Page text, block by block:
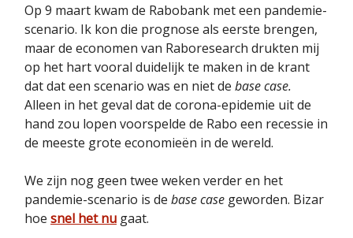
Op 9 maart kwam de Rabobank met een pandemie-
scenario. Ik kon die prognose als eerste brengen,
maar de economen van Raboresearch drukten mij
op het hart vooral duidelijk te maken in de krant
dat dat een scenario was en niet de base case.
Alleen in het geval dat de corona-epidemie uit de
hand zou lopen voorspelde de Rabo een recessie in
de meeste grote economieën in de wereld.
We zijn nog geen twee weken verder en het
pandemie-scenario is de base case geworden. Bizar
hoe snel het nu gaat.